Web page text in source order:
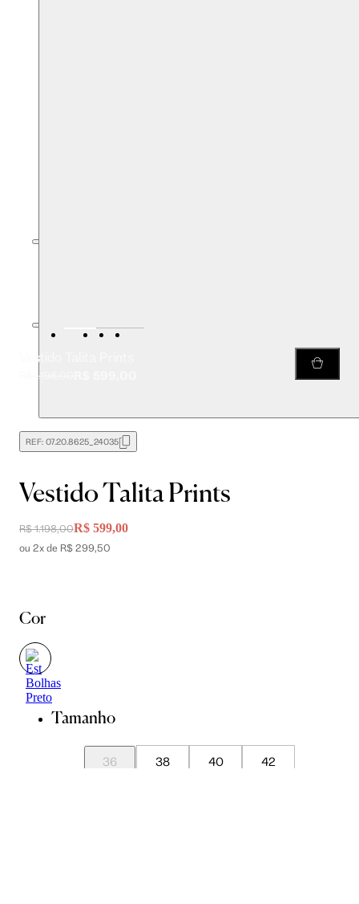
Vestido Talita Prints
R$ 1.198,00
REF: 07.20.8625_24035
Vestido Talita Prints
R$ 1.198,00R$ 599,00
ou 2x de R$ 299,50
Cor
Tamanho
36 38 40 42